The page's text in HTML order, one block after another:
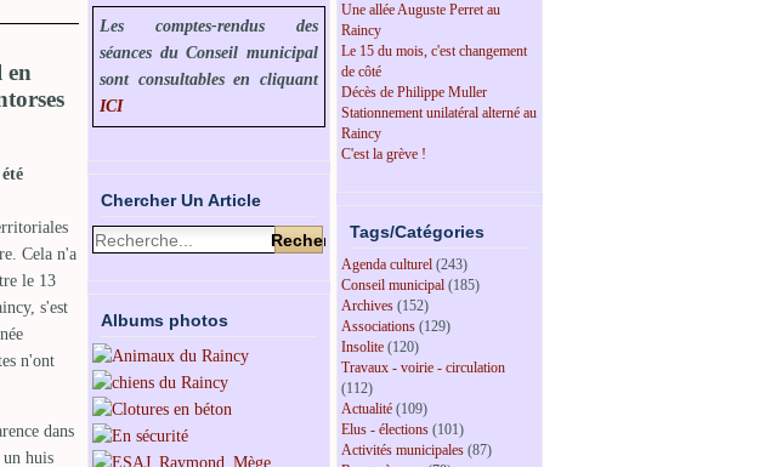
en
Cela n'a
le 13
s'est
n'ont
dans
huis
Les comptes-rendus des
séances du Conseil municipal
sont consultables en cliquant
ICI
Chercher Un Article
Albums photos
Une allée Auguste Perret au
Raincy
Le 15 du mois, c'est changement
de côté
Décès de Philippe Muller
Stationnement unilatéral alterné au
Raincy
C'est la grève !
Tags/Catégories
Agenda culturel (243)
Conseil municipal (185)
Archives (152)
Associations (129)
Insolite (120)
Travaux - voirie - circulation
(112)
Actualité (109)
Elus - élections (101)
Activités municipales (87)